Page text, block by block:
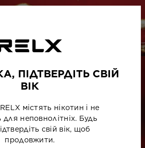
ПІДТВЕРДІТЬ СВІЙ
ВІК
містять нікотин і не
для неповнолітніх. Будь
свій вік, щоб
продовжити.